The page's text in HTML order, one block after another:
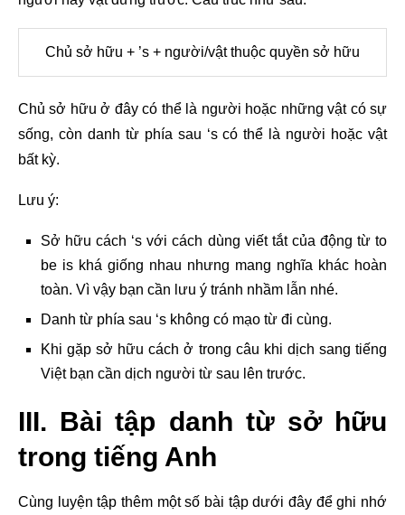
Chủ sở hữu + ’s + người/vật thuộc quyền sở hữu
Chủ sở hữu ở đây có thể là người hoặc những vật có sự
sống, còn danh từ phía sau ‘s có thể là người hoặc vật
bất kỳ.
Lưu ý:
Sở hữu cách ‘s với cách dùng viết tắt của động từ to
be is khá giống nhau nhưng mang nghĩa khác hoàn
toàn. Vì vậy bạn cần lưu ý tránh nhầm lẫn nhé.
Danh từ phía sau ‘s không có mạo từ đi cùng.
Khi gặp sở hữu cách ở trong câu khi dịch sang tiếng
Việt bạn cần dịch người từ sau lên trước.
III. Bài tập danh từ sở hữu
trong tiếng Anh
Cùng luyện tập thêm một số bài tập dưới đây để ghi nhớ